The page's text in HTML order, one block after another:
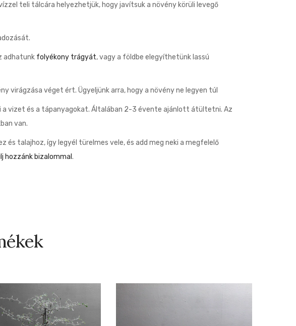
teli tálcára helyezhetjük, hogy javítsuk a növény körüli levegő
adhatunk folyékony trágyát, vagy a földbe elegyíthetünk lassú
virágzása véget ért. Ügyeljünk arra, hogy a növény ne legyen túl
vizet és a tápanyagokat. Általában 2-3 évente ajánlott átültetni. Az
van.
talajhoz, így legyél türelmes vele, és add meg neki a megfelelő
hozzánk bizalommal .